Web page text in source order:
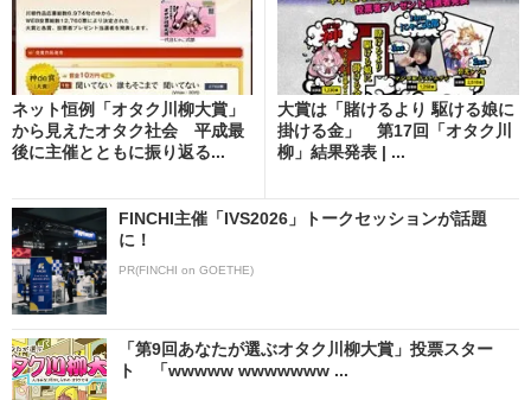
ネット恒例「オタク川柳大賞」
から見えたオタク社会 平成最
後に主催とともに振り返る...
大賞は「賭けるより 駆ける娘に
掛ける金」 第17回「オタク川
柳」結果発表 | ...
FINCHI主催「IVS2026」トークセッションが話題
に！
PR(FINCHI on GOETHE)
「第9回あなたが選ぶオタク川柳大賞」投票スター
ト 「wwwww wwwwwww ...